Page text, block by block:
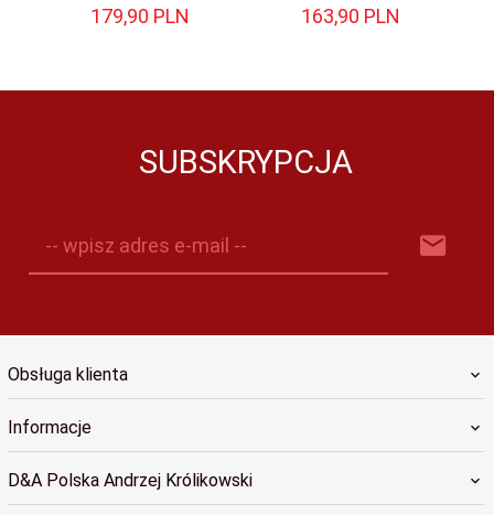
179,90 PLN 163,90 PLN
SUBSKRYPCJA
-- wpisz adres e-mail --
Obsługa klienta
Informacje
D&A Polska Andrzej Królikowski